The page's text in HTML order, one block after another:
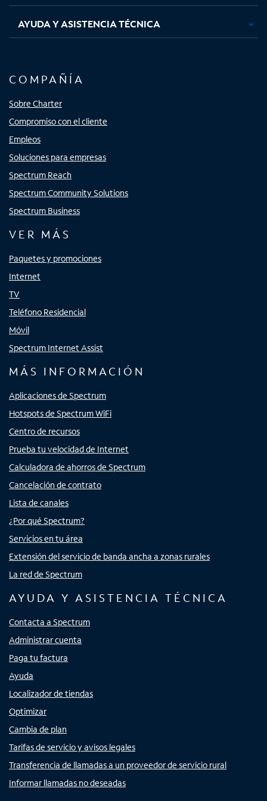
AYUDA Y ASISTENCIA TÉCNICA
COMPAÑÍA
Sobre Charter
Compromiso con el cliente
Empleos
Soluciones para empresas
Spectrum Reach
Spectrum Community Solutions
Spectrum Business
VER MÁS
Paquetes y promociones
Internet
TV
Teléfono Residencial
Móvil
Spectrum Internet Assist
MÁS INFORMACIÓN
Aplicaciones de Spectrum
Hotspots de Spectrum WiFi
Centro de recursos
Prueba tu velocidad de Internet
Calculadora de ahorros de Spectrum
Cancelación de contrato
Lista de canales
¿Por qué Spectrum?
Servicios en tu área
Extensión del servicio de banda ancha a zonas rurales
La red de Spectrum
AYUDA Y ASISTENCIA TÉCNICA
Contacta a Spectrum
Administrar cuenta
Paga tu factura
Ayuda
Localizador de tiendas
Optimizar
Cambia de plan
Tarifas de servicio y avisos legales
Transferencia de llamadas a un proveedor de servicio rural
Informar llamadas no deseadas